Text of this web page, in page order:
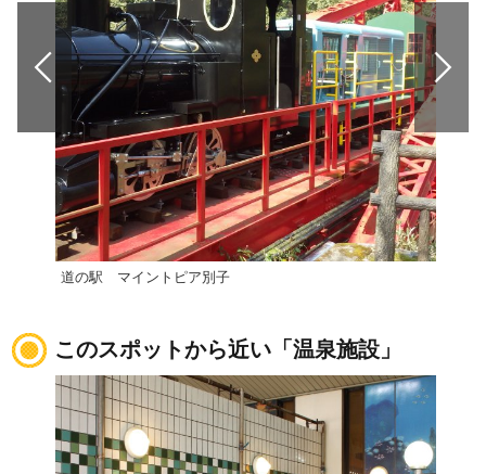
道の駅 マイントピア別子
このスポットから近い「温泉施設」